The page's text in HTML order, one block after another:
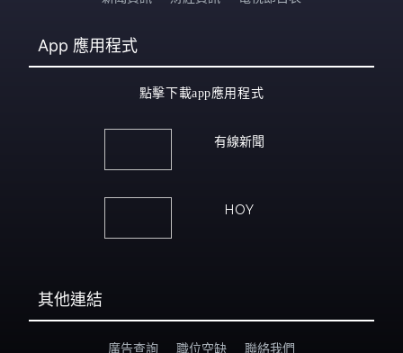
App 應用程式
點擊下載app應用程式
有線新聞
HOY
其他連結
廣告查詢 職位空缺 聯絡我們